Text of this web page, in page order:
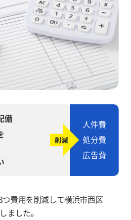
備
人件費
処分費
広告費
つ費用を削減して横浜市西区
ました。